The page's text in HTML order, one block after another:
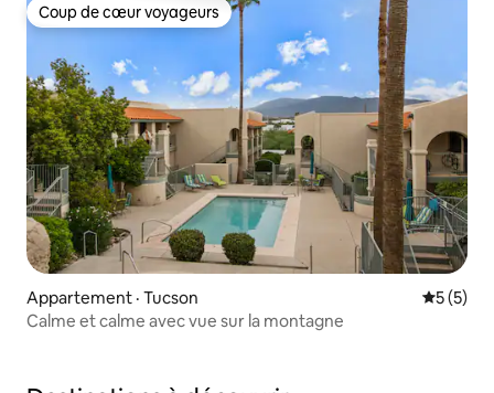
Coup de cœur voyageurs
Coup de cœur voyageurs
Appartement · Tucson Note
5 (5)
Calme et calme avec vue sur la montagne